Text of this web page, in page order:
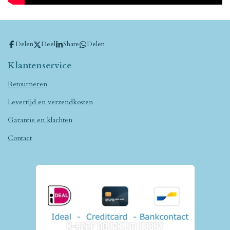
Delen Deel Share Delen
Klantenservice
Retourneren
Levertijd en verzendkosten
Garantie en klachten
Contact